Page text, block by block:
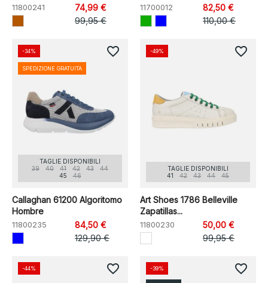
11800241
74,99 €
99,95 €
11700012
82,50 €
110,00 €
TAGLIE DISPONIBILI
39
40 41 42 43
44
45
46
Callaghan 61200 Algoritomo
Hombre
11800235
84,50 €
129,90 €
-34%
SPEDIZIONE GRATUITA
favorite_border
TAGLIE DISPONIBILI
41
42 43 44 45
Art Shoes 1786 Belleville
Zapatillas...
11800230
50,00 €
99,95 €
-49% favorite_border
-44% favorite_border -39% favorite_border